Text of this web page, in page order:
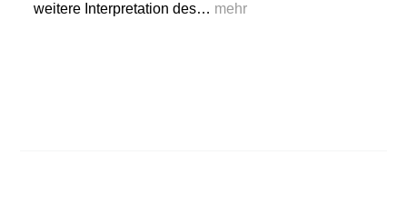
weitere Interpretation des… mehr